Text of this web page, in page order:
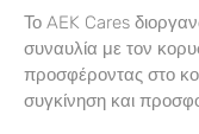
Το AEK Cares
συναυλία με τον
προσφέροντας στο
συγκίνηση και